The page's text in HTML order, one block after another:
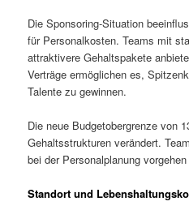
Die Sponsoring-Situation
für Personalkosten. Teams mit
attraktivere Gehaltspakete
Verträge ermöglichen es,
Talente zu gewinnen.
Die neue Budgetobergrenze von
Gehaltsstrukturen verändert.
bei der Personalplanung
Standort und